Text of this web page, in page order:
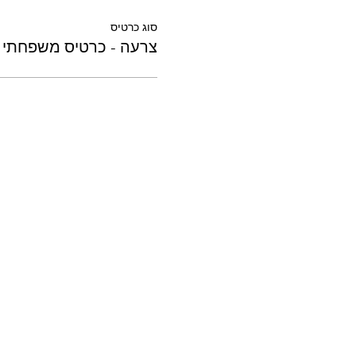
סוג כרטיס
צרעה - כרטיס משפחתי